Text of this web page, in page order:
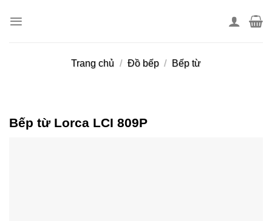
Trang chủ / Đồ bếp / Bếp từ
Bếp từ Lorca LCI 809P